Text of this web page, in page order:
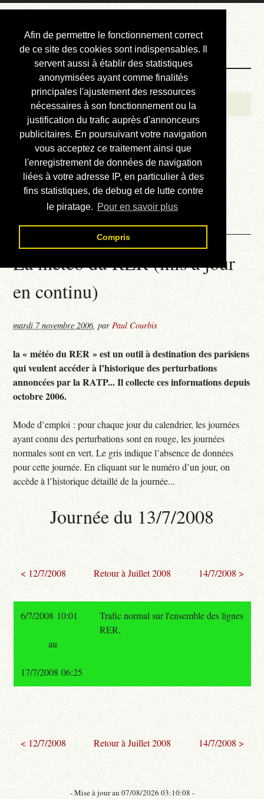
Afin de permettre le fonctionnement correct
de ce site des cookies sont indispensables. Il
servent aussi à établir des statistiques
anonymisées ayant comme finalités
principales l'ajustement des ressources
nécessaires à son fonctionnement ou la
justification du trafic auprès d'annonceurs
publicitaires. En poursuivant votre navigation
vous acceptez ce traitement ainsi que
l'enregistrement de données de navigation
liées à votre adresse IP, en particulier à des
fins statistiques, de debug et de lutte contre
le piratage. Pour en savoir plus
Compris
Courbis, « LE »
Blog Officiel
Bienvenue
Réalisations
Divers (et d’été)
Annonces
Liens externes
Téléchargement
Contact
La météo du RER (mis à jour
en continu)
mardi 7 novembre 2006,parPaul Courbis
la « météo du RER » est un outil à destination des parisiens
qui veulent accéder à l’historique des perturbations
annoncées par la RATP... Il collecte ces informations depuis
octobre 2006.
Mode d’emploi : pour chaque jour du calendrier, les journées
ayant connu des perturbations sont en rouge, les journées
normales sont en vert. Le gris indique l’absence de données
pour cette journée. En cliquant sur le numéro d’un jour, on
accède à l’historique détaillé de la journée...
Journée du 13/7/2008
< 12/7/2008 Retour à Juillet 2008 14/7/2008 >
6/7/2008 10:01
Trafic normal sur l'ensemble des lignes
RER.
au
17/7/2008 06:25
< 12/7/2008 Retour à Juillet 2008 14/7/2008 >
- Mise à jour au 07/08/2026 03:10:08 -